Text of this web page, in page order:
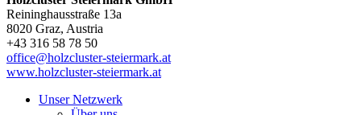
Reininghausstraße 13a
8020 Graz, Austria
+43 316 58 78 50
office@holzcluster-steiermark.at
www.holzcluster-steiermark.at
Unser Netzwerk